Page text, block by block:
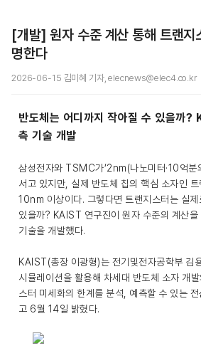
[개발] 원자 수준 계산 통해 트랜지
명한다
2026-06-15 김미혜 기자, elecnews@elec4.co.kr
반도체는 어디까지 작아질 수 있을까?
측 기술 개발
삼성전자와 TSMC가‘2nm(나노미터·10억분
서고 있지만, 실제 반도체 칩의 핵심 소자인
10nm 이상이다. 그렇다면 트랜지스터는 실
있을까? KAIST 연구진이 원자 수준의 계산
기술을 개발했다.
KAIST(총장 이광형)는 전기및전자공학부 김
시뮬레이션을 활용해 차세대 반도체 소자 개
스터 미세화의 한계를 분석, 예측할 수 있는
고 6월 14일 밝혔다.